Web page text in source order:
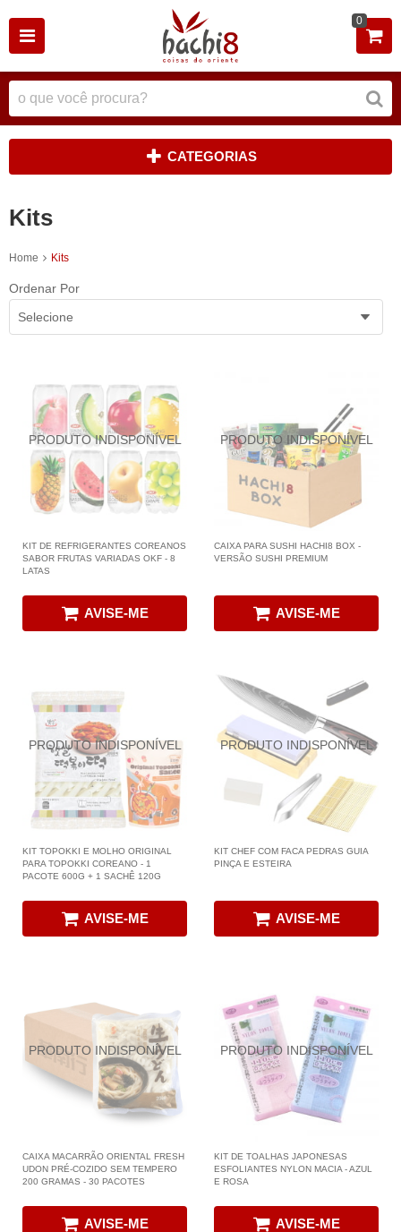
0
CATEGORIAS
Kits
Home Kits
Ordenar Por
Selecione
KIT DE REFRIGERANTES COREANOS
SABOR FRUTAS VARIADAS OKF - 8
LATAS
AVISE-ME
CAIXA PARA SUSHI HACHI8 BOX -
VERSÃO SUSHI PREMIUM
AVISE-ME
KIT TOPOKKI E MOLHO ORIGINAL
PARA TOPOKKI COREANO - 1
PACOTE 600G + 1 SACHÊ 120G
AVISE-ME
KIT CHEF COM FACA PEDRAS GUIA
PINÇA E ESTEIRA
AVISE-ME
CAIXA MACARRÃO ORIENTAL FRESH
UDON PRÉ-COZIDO SEM TEMPERO
200 GRAMAS - 30 PACOTES
AVISE-ME
KIT DE TOALHAS JAPONESAS
ESFOLIANTES NYLON MACIA - AZUL
E ROSA
AVISE-ME